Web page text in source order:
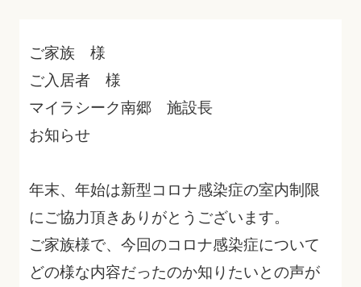
ご家族 様
ご入居者 様
マイラシーク南郷 施設長
お知らせ
年末、年始は新型コロナ感染症の室内制限
にご協力頂きありがとうございます。
ご家族様で、今回のコロナ感染症について
どの様な内容だったのか知りたいとの声が